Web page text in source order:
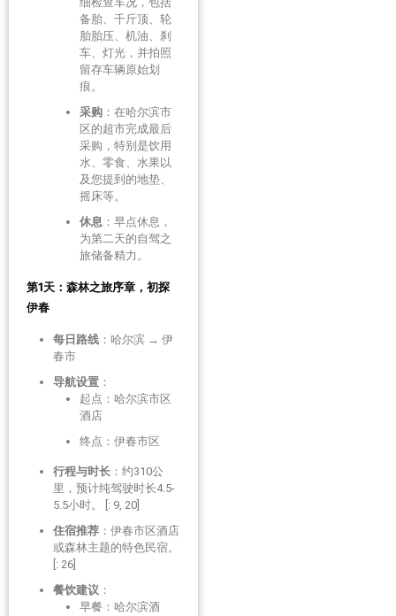
备胎、千斤顶、轮
胎胎压、机油、刹
车、灯光，并拍照
留存车辆原始划
痕。
采购 ：在哈尔滨市
区的超市完成最后
采购，特别是饮用
水、零食、水果以
及您提到的地垫、
摇床等。
休息 ：早点休息，
为第二天的自驾之
旅储备精力。
第1天：森林之旅序章，初探
伊春
每日路线 ：哈尔滨 → 伊
春市
导航设置 ：
起点：哈尔滨市区
酒店
终点：伊春市区
行程与时长 ：约310公
里，预计纯驾驶时长4.5-
5.5小时。 [: 9, 20]
住宿推荐 ：伊春市区酒店
或森林主题的特色民宿。
[: 26]
餐饮建议 ：
早餐：哈尔滨酒